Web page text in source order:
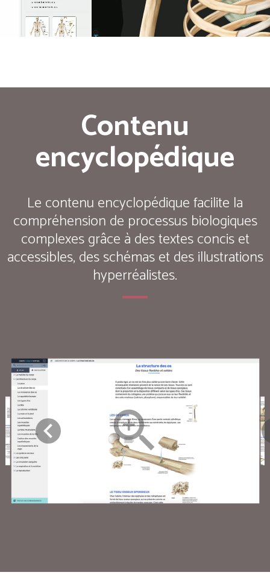
Contenu
encyclopédique
Le contenu encyclopédique facilite la
compréhension de processus biologiques
complexes grâce à des textes concis et
accessibles, des schémas et des illustrations
hyperréalistes.